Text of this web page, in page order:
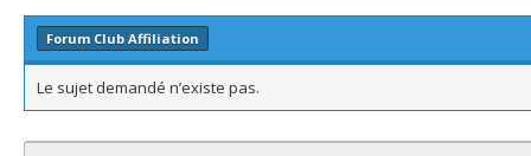
Forum Club Affiliation
Le sujet demandé n’existe pas.